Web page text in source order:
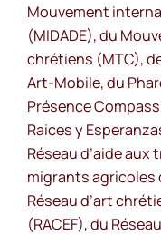
Mouvement
(MIDADE), du
chrétiens (MTC),
Art-Mobile, du
Présence
Raices y
Réseau d’aide
migrants agricoles
Réseau d’art
(RACEF), du